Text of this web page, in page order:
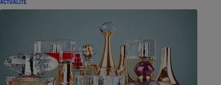
ACTUALITÉ